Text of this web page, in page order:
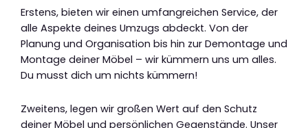
Erstens, bieten wir einen umfangreichen Service, der
alle Aspekte deines Umzugs abdeckt. Von der
Planung und Organisation bis hin zur Demontage und
Montage deiner Möbel – wir kümmern uns um alles.
Du musst dich um nichts kümmern!
Zweitens, legen wir großen Wert auf den Schutz
deiner Möbel und persönlichen Gegenstände. Unser